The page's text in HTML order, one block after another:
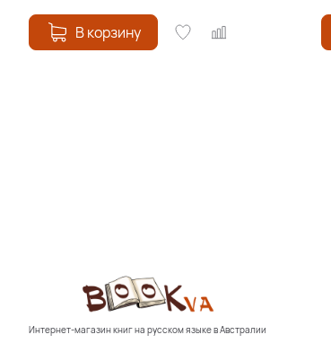
В корзину
Интернет-магазин книг на русском языке в Австралии